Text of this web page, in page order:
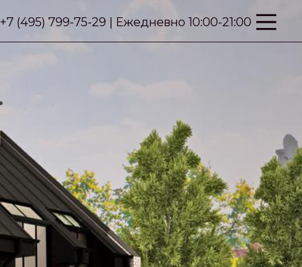
+7 (495) 799-75-29 | Ежедневно 10:00-21:00